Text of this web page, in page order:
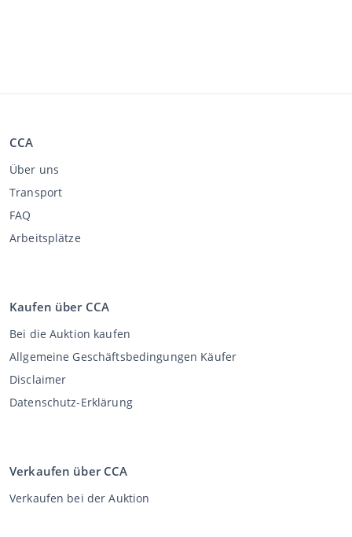
CCA
Über uns
Transport
FAQ
Arbeitsplätze
Kaufen über CCA
Bei die Auktion kaufen
Allgemeine Geschäftsbedingungen Käufer
Disclaimer
Datenschutz-Erklärung
Verkaufen über CCA
Verkaufen bei der Auktion